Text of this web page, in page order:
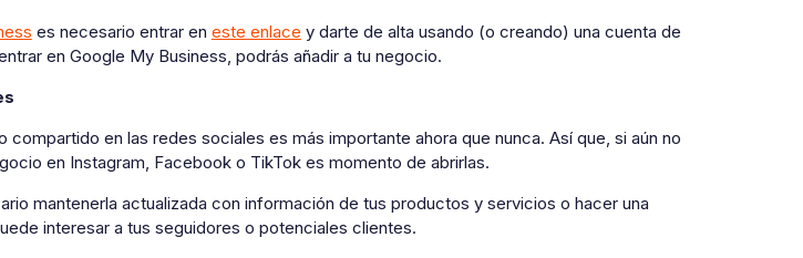
es necesario entrar en este enlace y darte de alta usando (o creando) una cuenta de
en Google My Business, podrás añadir a tu negocio.
en las redes sociales es más importante ahora que nunca. Así que, si aún no
en Instagram, Facebook o TikTok es momento de abrirlas.
mantenerla actualizada con información de tus productos y servicios o hacer una
interesar a tus seguidores o potenciales clientes.